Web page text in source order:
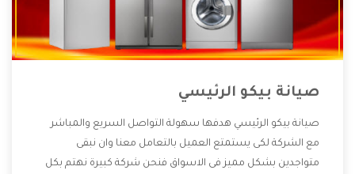
صيانة بيكو الرئيسي
صيانة بيكو الرئيسي هدفها سهولة التواصل السريع والمباشر
مع الشركة لكى يستمتع العميل بالتعامل معنا وان نبقى
متواجدين بشكل مميز فى الاسواق فنحن شركة كبيرة نهتم بكل